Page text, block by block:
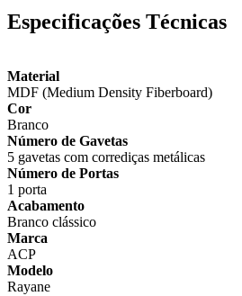
Especificações Técnicas
Material
MDF (Medium Density Fiberboard)
Cor
Branco
Número de Gavetas
5 gavetas com corrediças metálicas
Número de Portas
1 porta
Acabamento
Branco clássico
Marca
ACP
Modelo
Rayane